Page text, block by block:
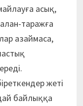
асық,
таражға
азаймаса,
жеті
байлыққа